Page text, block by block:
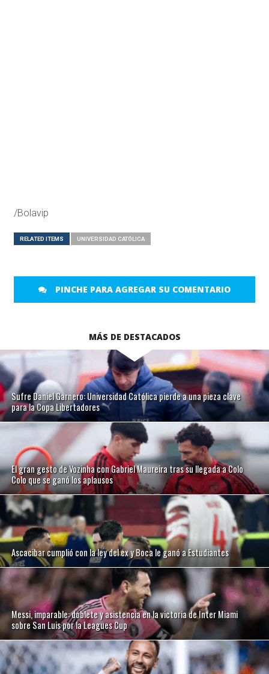
/Bolavip
RELATED ITEMS UNIVERSIDAD CATÓLICA
PINCHE PARA AGREGAR SU COMENTARIO
MÁS DE DESTACADOS
Sufre Daniel Garnero: Universidad Católica pierde a una pieza clave
para la Copa Libertadores
El gran gesto de Vozinha con Gabriel Maureira tras su llegada a Colo
Colo que se ganó los aplausos
Ascacibar cumplió con la ley del ex y Boca le ganó a Estudiantes
Messi, imparable: doblete y asistencia en la victoria de Inter Miami
sobre San Luis por la Leagues Cup